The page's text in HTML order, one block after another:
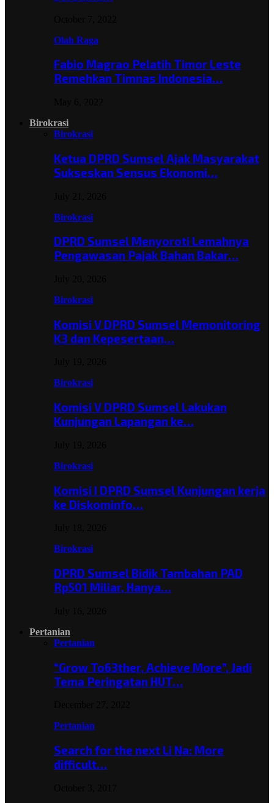
Olah Raga
Fabio Magrao Pelatih Timor Leste
Remehkan Timnas Indonesia…
Birokrasi
Birokrasi
Ketua DPRD Sumsel Ajak Masyarakat
Sukseskan Sensus Ekonomi…
Birokrasi
DPRD Sumsel Menyoroti Lemahnya
Pengawasan Pajak Bahan Bakar…
Birokrasi
Komisi V DPRD Sumsel Memonitoring
K3 dan Kepesertaan…
Birokrasi
Komisi V DPRD Sumsel Lakukan
Kunjungan Lapangan ke…
Birokrasi
Komisi I DPRD Sumsel Kunjungan kerja
ke Diskominfo…
Birokrasi
DPRD Sumsel Bidik Tambahan PAD
Rp501 Miliar, Hanya…
Pertanian
Pertanian
“Grow To63ther, Achieve More”, Jadi
Tema Peringatan HUT…
Pertanian
Search for the next Li Na: More
difficult…